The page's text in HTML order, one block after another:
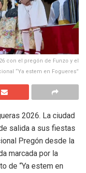
con el pregón de Funzo y el
“Ya estem en Fogueres”
2026. La ciudad
salida a sus fiestas
Pregón desde la
marcada por la
de “Ya estem en